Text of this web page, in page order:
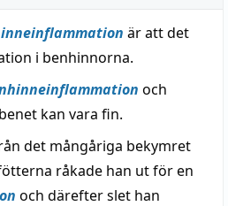
är att det
i benhinnorna.
och
kan vara fin.
det mångåriga bekymret
råkade han ut för en
och därefter slet han